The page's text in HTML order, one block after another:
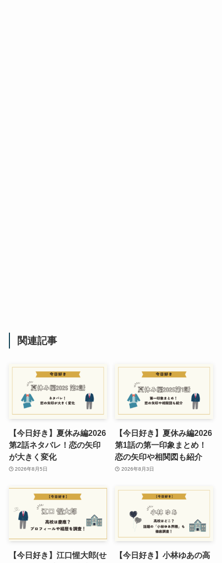
関連記事
【今日好き】夏休み編2026
第2話ネタバレ！恋の矢印
が大きく変化
2026年8月5日
【今日好き】夏休み編2026
第1話の第一印象まとめ！
恋の矢印や相関図も紹介
2026年8月3日
【今日好き】江口惺大郎(せ
【今日好き】小林ゆあの高